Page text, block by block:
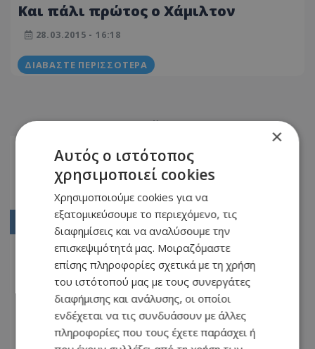
Kαι πάλι πρώτος ο Χάμιλτον
28.03.2015 - 16:18
ΔΙΑΒΆΣΤΕ ΠΕΡΙΣΣΌΤΕΡΑ
Αρχική
2572
2573
2575
2576
...
2597
×
Αυτός ο ιστότοπος
χρησιμοποιεί cookies
Χρησιμοποιούμε cookies για να
εξατομικεύσουμε το περιεχόμενο, τις
διαφημίσεις και να αναλύσουμε την
επισκεψιμότητά μας. Μοιραζόμαστε
επίσης πληροφορίες σχετικά με τη χρήση
του ιστότοπού μας με τους συνεργάτες
διαφήμισης και ανάλυσης, οι οποίοι
ενδέχεται να τις συνδυάσουν με άλλες
πληροφορίες που τους έχετε παράσχει ή